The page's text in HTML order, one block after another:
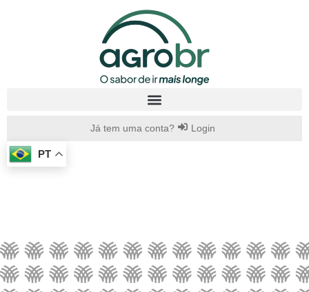
Já tem uma conta? Login
PT